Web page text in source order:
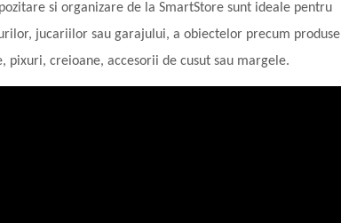
si organizare de la SmartStore sunt ideale pentru
jucariilor sau garajului, a obiectelor precum produse
pixuri, creioane, accesorii de cusut sau margele.